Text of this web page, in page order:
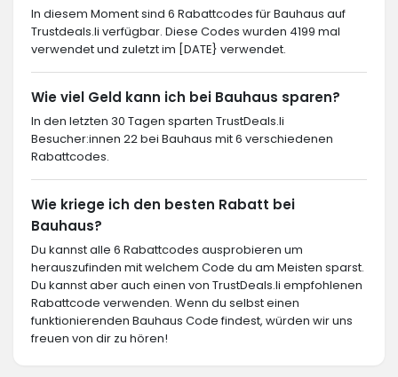
In diesem Moment sind 6 Rabattcodes für Bauhaus auf
Trustdeals.li verfügbar. Diese Codes wurden 4199 mal
verwendet und zuletzt im [DATE} verwendet.
Wie viel Geld kann ich bei Bauhaus sparen?
In den letzten 30 Tagen sparten TrustDeals.li
Besucher:innen 22 bei Bauhaus mit 6 verschiedenen
Rabattcodes.
Wie kriege ich den besten Rabatt bei
Bauhaus?
Du kannst alle 6 Rabattcodes ausprobieren um
herauszufinden mit welchem Code du am Meisten sparst.
Du kannst aber auch einen von TrustDeals.li empfohlenen
Rabattcode verwenden. Wenn du selbst einen
funktionierenden Bauhaus Code findest, würden wir uns
freuen von dir zu hören!